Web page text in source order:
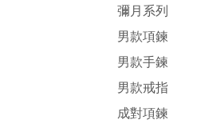
彌月系列
男款項鍊
男款手鍊
男款戒指
成對項鍊